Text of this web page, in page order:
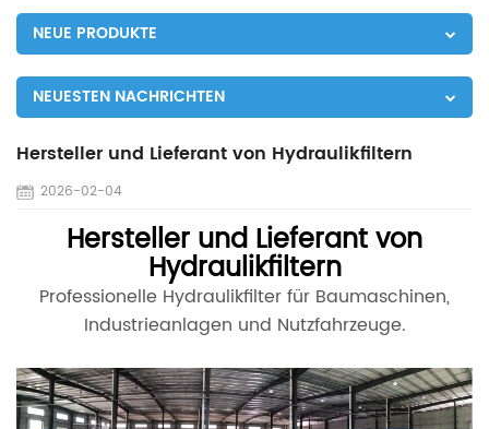
NEUE PRODUKTE
NEUESTEN NACHRICHTEN
Hersteller und Lieferant von Hydraulikfiltern
2026-02-04
Hersteller und Lieferant von
Hydraulikfiltern
Professionelle Hydraulikfilter für Baumaschinen,
Industrieanlagen und Nutzfahrzeuge.